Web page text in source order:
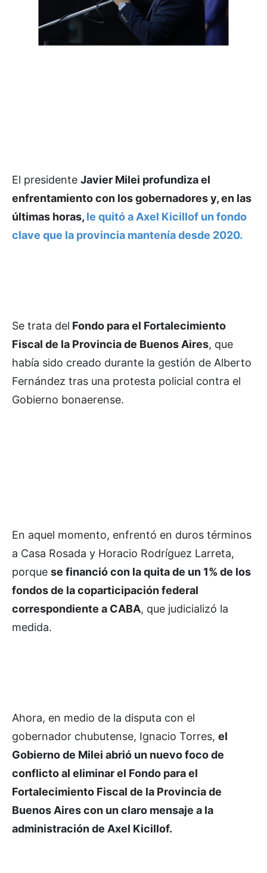
El presidente Javier Milei profundiza el
enfrentamiento con los gobernadores y, en las
últimas horas, le quitó a Axel Kicillof un fondo
clave que la provincia mantenía desde 2020.
Se trata del Fondo para el Fortalecimiento
Fiscal de la Provincia de Buenos Aires, que
había sido creado durante la gestión de Alberto
Fernández tras una protesta policial contra el
Gobierno bonaerense.
En aquel momento, enfrentó en duros términos
a Casa Rosada y Horacio Rodríguez Larreta,
porque se financió con la quita de un 1% de los
fondos de la coparticipación federal
correspondiente a CABA, que judicializó la
medida.
Ahora, en medio de la disputa con el
gobernador chubutense, Ignacio Torres, el
Gobierno de Milei abrió un nuevo foco de
conflicto al eliminar el Fondo para el
Fortalecimiento Fiscal de la Provincia de
Buenos Aires con un claro mensaje a la
administración de Axel Kicillof.